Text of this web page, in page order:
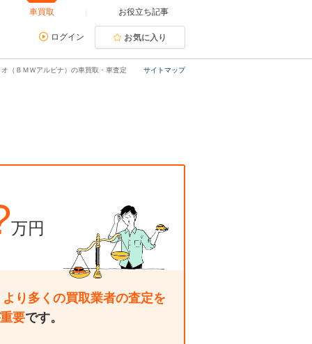
車買取 お役立ち記事
ログイン お気に入り
サイトマップ
（ＢＭＷアルピナ）の車買取・車査定
万円
より多くの買取業者の査定を
重要です。